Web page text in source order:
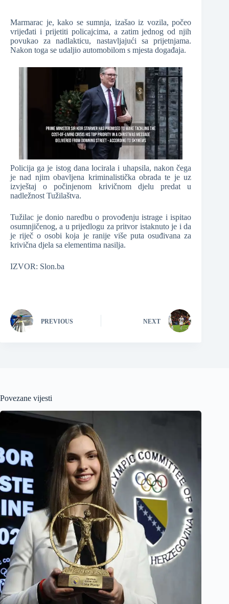
Marmarac je, kako se sumnja, izašao iz vozila, počeo
vrijeđati i prijetiti policajcima, a zatim jednog od njih
povukao za nadlakticu, nastavljajući sa prijetnjama.
Nakon toga se udaljio automobilom s mjesta događaja.
Policija ga je istog dana locirala i uhapsila, nakon čega
je nad njim obavljena kriminalistička obrada te je uz
izvještaj o počinjenom krivičnom djelu predat u
nadležnost Tužilaštva.
Tužilac je donio naredbu o provođenju istrage i ispitao
osumnjičenog, a u prijedlogu za pritvor istaknuto je i da
je riječ o osobi koja je ranije više puta osuđivana za
krivična djela sa elementima nasilja.
IZVOR: Slon.ba
PREVIOUS NEXT
Povezane vijesti